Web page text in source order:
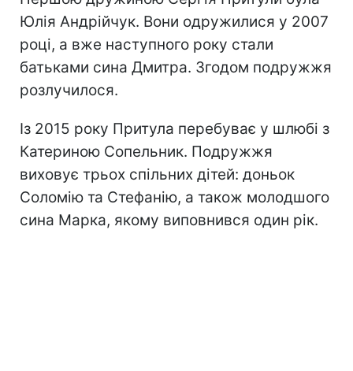
Юлія Андрійчук. Вони одружилися у 2007
році, а вже наступного року стали
батьками сина Дмитра. Згодом подружжя
розлучилося.
Із 2015 року Притула перебуває у шлюбі з
Катериною Сопельник. Подружжя
виховує трьох спільних дітей: доньок
Соломію та Стефанію, а також молодшого
сина Марка, якому виповнився один рік.